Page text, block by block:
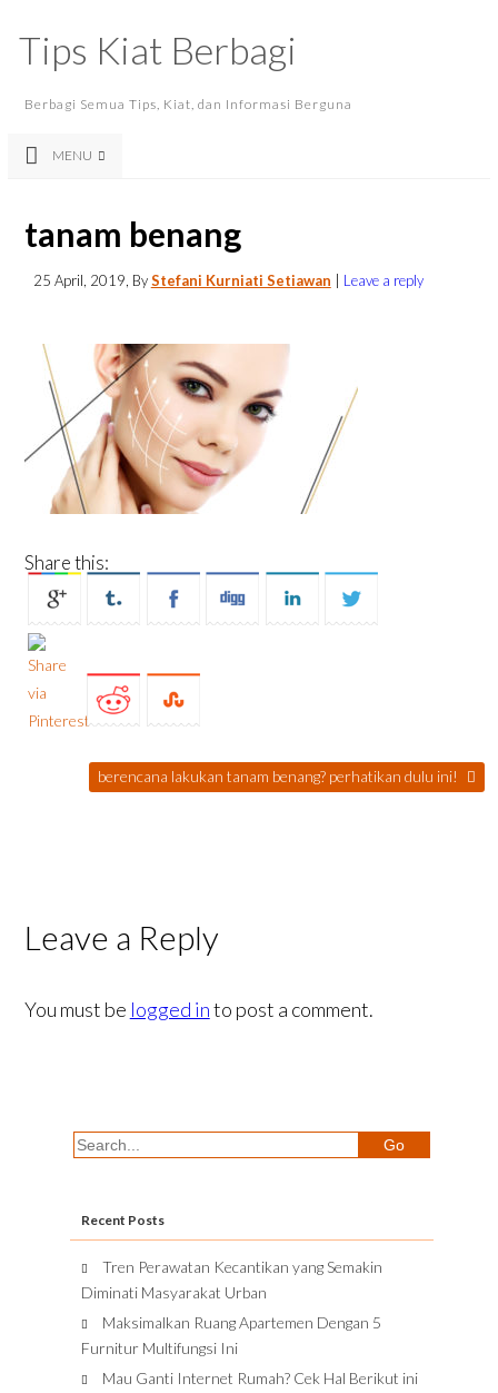
Tips Kiat Berbagi
Berbagi Semua Tips, Kiat, dan Informasi Berguna
MENU
tanam benang
25 April, 2019 , ByStefani Kurniati Setiawan Leave a reply
Share this:
berencana lakukan tanam benang? perhatikan dulu ini!
Leave a Reply
You must be logged into post a comment.
Recent Posts
Tren Perawatan Kecantikan yang Semakin
Diminati Masyarakat Urban
Maksimalkan Ruang Apartemen Dengan 5
Furnitur Multifungsi Ini
Mau Ganti Internet Rumah? Cek Hal Berikut ini